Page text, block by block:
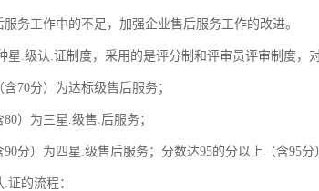
务工作中的不足，加强企业售后服务工作的改进。
星.级认.证制度，采用的是评分制和评审员评审制度，
70分）为达标级售后服务；
）为三星.级售.后服务；
分）为四星.级售后服务；分数达95的分以上（含95分
证的流程：